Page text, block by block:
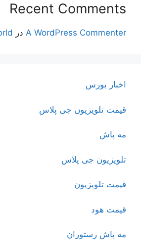
Recent Comments
A WordPress Commenter در
اخبار بورس
قیمت تلویزیون جی پلاس
مه پاش
تلویزیون جی پلاس
قیمت تلویزیون
قیمت هود
مه پاش رستوران